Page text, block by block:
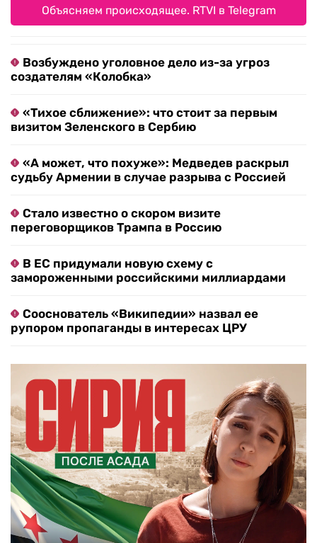
Объясняем происходящее. RTVI в Telegram
Возбуждено уголовное дело из-за угроз
создателям «Колобка»
«Тихое сближение»: что стоит за первым
визитом Зеленского в Сербию
«А может, что похуже»: Медведев раскрыл
судьбу Армении в случае разрыва с Россией
Стало известно о скором визите
переговорщиков Трампа в Россию
В ЕС придумали новую схему с
замороженными российскими миллиардами
Сооснователь «Википедии» назвал ее
рупором пропаганды в интересах ЦРУ